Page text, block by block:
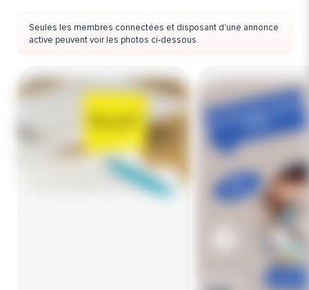
Seules les membres connectées et disposant d'une annonce
active peuvent voir les photos ci-dessous.